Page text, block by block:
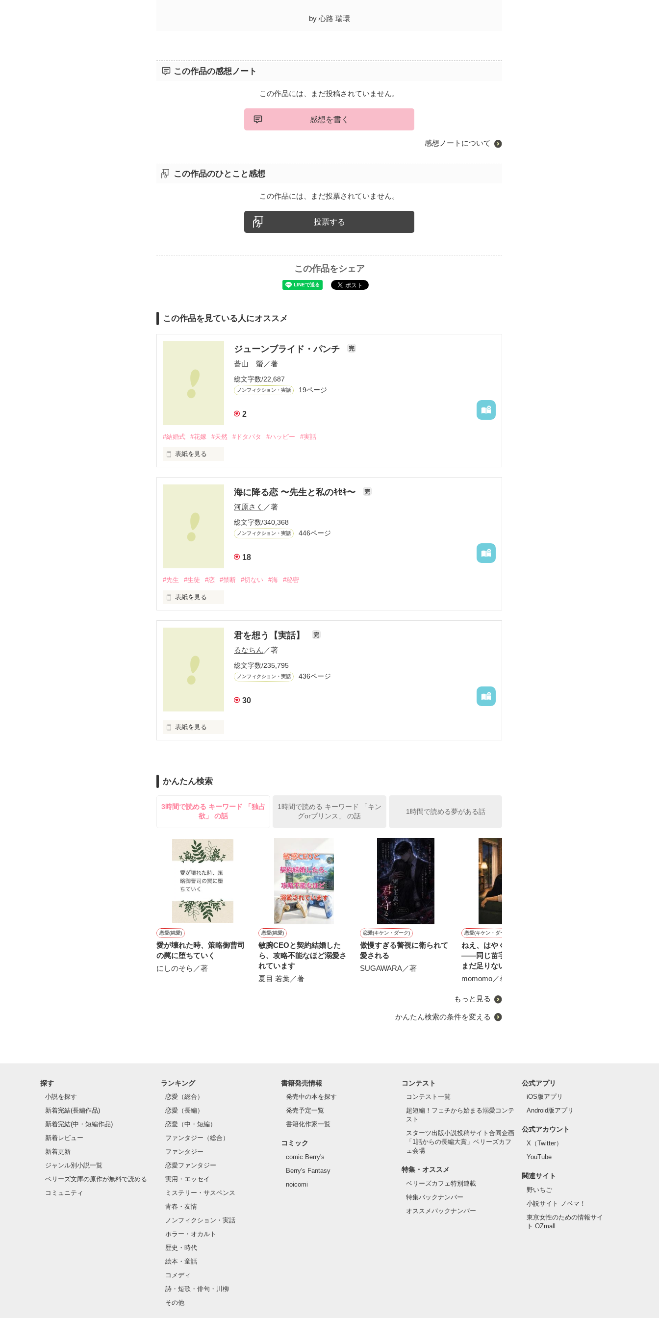
by 心路 瑞環
この作品の感想ノート
この作品には、まだ投稿されていません。
感想を書く
感想ノートについて
この作品のひとこと感想
この作品には、まだ投票されていません。
投票する
この作品をシェア
この作品を見ている人にオススメ
ジューンブライド・パンチ 完
蒼山 螢／著
総文字数/22,687
ノンフィクション・実話 19ページ
2
#結婚式 #花嫁 #天然 #ドタバタ #ハッピー #実話
表紙を見る
わたし達は、結婚式を挙げました。
将来を結び、愛を誓い、
新郎カズミ　×　新婦おなつ
ドタバタ結婚式
※　自身の体験を元に再構成。
登場人物の名前などは仮名です。
**************
2012.09.20　公開
◆「甘い結婚」特集掲載されました。
◆レビューありがとうございます。
作品を読む
海に降る恋 〜先生と私のｷｾｷ〜 完
河原さく ／著
総文字数/340,368
ノンフィクション・実話 446ページ
18
#先生 #生徒 #恋 #禁断 #切ない #海 #秘密
表紙を見る
先生との禁断の恋物語。
手の届かない人だとしたら
あなたならどうしますか？
あなたは知っていますか？
どうか見届けて下さい。
二次審査進出作品です。
沢山の応援、
作品を読む
君を想う【実話】 完
るなちん ／著
総文字数/235,795
ノンフィクション・実話 436ページ
30
表紙を見る
堕ちるとこまで
堕ちた私―
その度に何度も
導いてくれたのは
あなたでした..
たくさんの人を
今、幸せですか？―
あなたが
笑っているなら
それでいい..
"いつかずっと一緒にいれる時がきたら"
かんたん検索
3時間で読める キーワード 「独占
欲」 の話
1時間で読める キーワード 「キン
グorプリンス」 の話
1時間で読める夢がある話
恋愛(純愛)
愛が壊れた時、策略御曹司
の罠に堕ちていく
にしのそら／著
恋愛(純愛)
敏腕CEOと契約結婚した
ら、攻略不能なほど溺愛さ
れています
夏目 若葉／著
恋愛(キケン・ダーク)
傲慢すぎる警視に衛られて
愛される
SUGAWARA／著
恋愛(キケン・ダーク)
ねえ、はやく降参してよ。
――同じ苗字になっても、
まだ足りない。甘くて焦れ
ったい心理戦を続ける夫
momomo／著
もっと見る
かんたん検索の条件を変える
探す
小説を探す
新着完結(長編作品)
新着完結(中・短編作品)
新着レビュー
新着更新
ジャンル別小説一覧
ベリーズ文庫の原作が無料で読める
コミュニティ
ランキング
恋愛（総合）
恋愛（長編）
恋愛（中・短編）
ファンタジー（総合）
ファンタジー
恋愛ファンタジー
実用・エッセイ
ミステリー・サスペンス
青春・友情
ノンフィクション・実話
ホラー・オカルト
歴史・時代
絵本・童話
コメディ
詩・短歌・俳句・川柳
その他
書籍発売情報
発売中の本を探す
発売予定一覧
書籍化作家一覧
コミック
comic Berry's
Berry's Fantasy
noicomi
コンテスト
コンテスト一覧
超短編！フェチから始まる溺愛コンテ
スト
スターツ出版小説投稿サイト合同企画
「1話からの長編大賞」ベリーズカフ
ェ会場
特集・オススメ
ベリーズカフェ特別連載
特集バックナンバー
オススメバックナンバー
公式アプリ
iOS版アプリ
Android版アプリ
公式アカウント
X（Twitter）
YouTube
関連サイト
野いちご
小説サイト ノベマ！
東京女性のための情報サイ
ト OZmall